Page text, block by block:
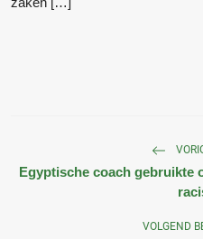
Egyptische coach gebruikte
VOLGEND